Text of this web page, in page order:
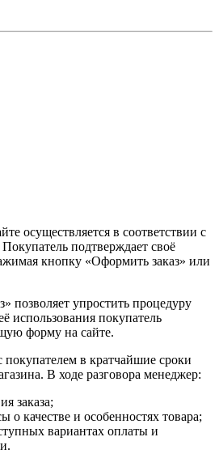
осуществляется в соответствии с
подтверждает своё
кнопку «Оформить заказ» или
позволяет упростить процедуру
использования покупатель
форму на сайте.
в кратчайшие сроки
В ходе разговора менеджер:
заказа;
о качестве и особенностях товара;
вариантах оплаты и